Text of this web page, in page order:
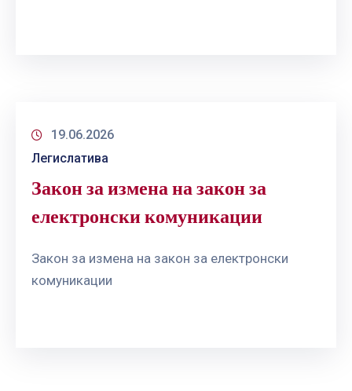
19.06.2026
Легислатива
Закон за измена на закон за
електронски комуникации
Закон за измена на закон за електронски
комуникации